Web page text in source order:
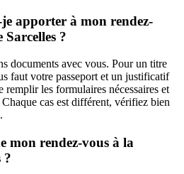
apporter à mon rendez-
?
documents avec vous. Pour un titre
faut votre passeport et un justificatif
les formulaires nécessaires et
cas est différent, vérifiez bien
mon rendez-vous à la
?